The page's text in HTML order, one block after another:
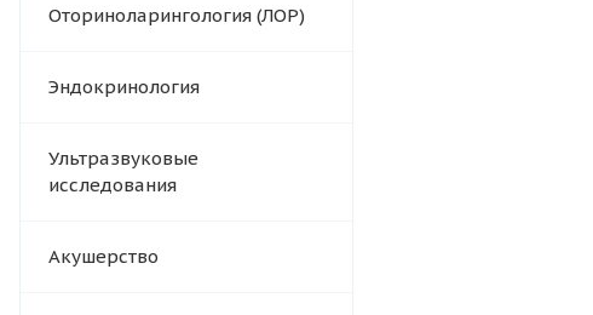
Оториноларингология (ЛОР)
Эндокринология
Ультразвуковые
исследования
Акушерство